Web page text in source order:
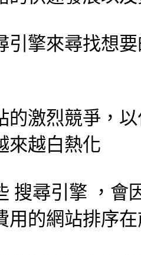
引擎來尋找想
的激烈競爭，
來越白熱化
搜尋引擎 ，會
用的網站排序